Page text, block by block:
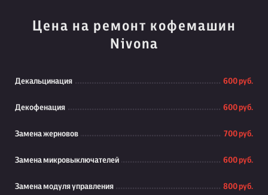
Цена на ремонт кофемашин
Nivona
Декальцинация 600 руб.
Декофенация 600 руб.
Замена жерновов 700 руб.
Замена микровыключателей 600 руб.
Замена модуля управления 800 руб.